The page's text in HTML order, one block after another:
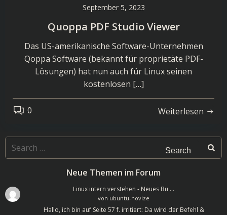
September 5, 2023
Quoppa PDF Studio Viewer
Das US-amerikanische Software-Unternehmen
Qoppa Software (bekannt für proprietäte PDF-
Lösungen) hat nun auch für Linux seinen
kostenlosen […]
0 Weiterlesen
Search
for:
Neue Themen im Forum
Linux intern verstehen - Neues Bu …
von ubuntu-novize
Hallo, ich bin auf Seite 57 f. irritiert: Da wird der Befehl &